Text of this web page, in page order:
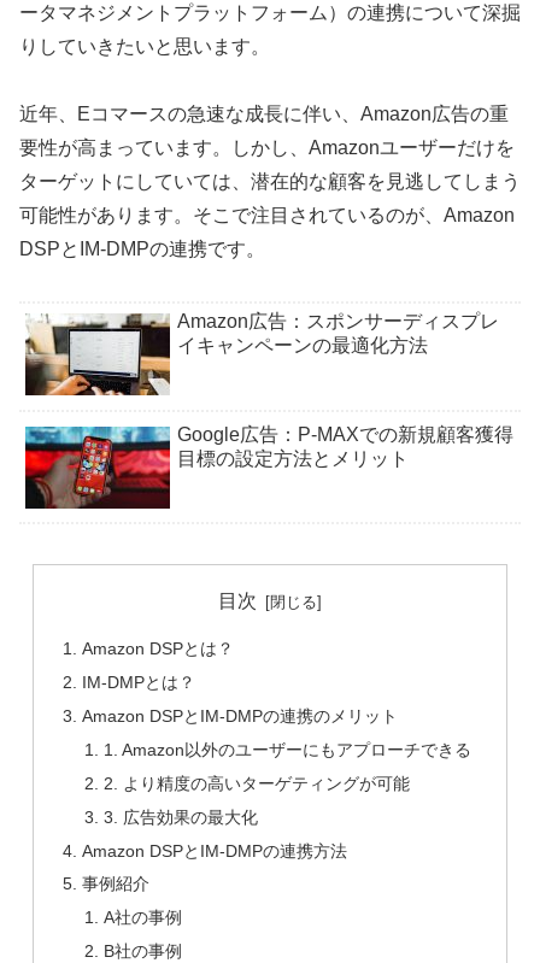
ータマネジメントプラットフォーム）の連携について深掘
りしていきたいと思います。
近年、Eコマースの急速な成長に伴い、Amazon広告の重
要性が高まっています。しかし、Amazonユーザーだけを
ターゲットにしていては、潜在的な顧客を見逃してしまう
可能性があります。そこで注目されているのが、Amazon
DSPとIM-DMPの連携です。
Amazon広告：スポンサーディスプレ
イキャンペーンの最適化方法
Google広告：P-MAXでの新規顧客獲得
目標の設定方法とメリット
目次
Amazon DSPとは？
IM-DMPとは？
Amazon DSPとIM-DMPの連携のメリット
1. Amazon以外のユーザーにもアプローチできる
2. より精度の高いターゲティングが可能
3. 広告効果の最大化
Amazon DSPとIM-DMPの連携方法
事例紹介
A社の事例
B社の事例